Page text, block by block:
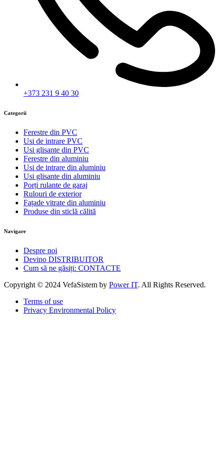
+373 231 9 40 30
Categorii
Ferestre din PVC
Usi de intrare PVC
Usi glisante din PVC
Ferestre din aluminiu
Usi de intrare din aluminiu
Usi glisante din aluminiu
Porți rulante de garaj
Rulouri de exterior
Fațade vitrate din aluminiu
Produse din sticlă călită
Navigare
Despre noi
Devino DISTRIBUITOR
Cum să ne găsiți: CONTACTE
Copyright © 2024 VefaSistem by Power IT. All Rights Reserved.
Terms of use
Privacy Environmental Policy